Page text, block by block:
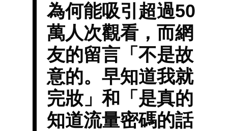
為何能吸引超過50
萬人次觀看，而網
友的留言「不是故
意的。早知道我就
完妝」和「是真的
知道流量密碼的話